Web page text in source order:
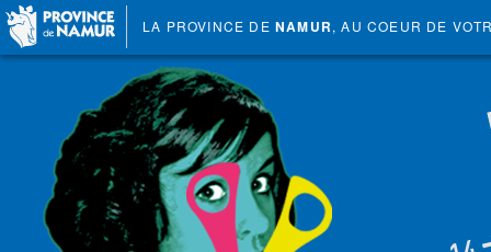
LA PROVINCE DE NAMUR, AU COEUR DE